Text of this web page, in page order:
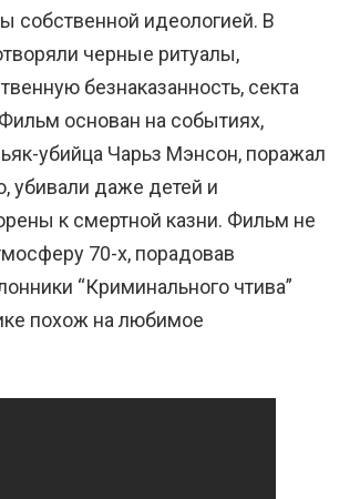
собственной идеологией. В
черные ритуалы,
безнаказанность, секта
основан на событиях,
убийца Чарьз Мэнсон, поражал
убивали даже детей и
к смертной казни. Фильм не
70-х, порадовав
“Криминального чтива”
похож на любимое